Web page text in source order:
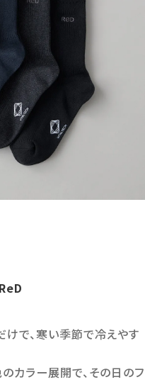
けで、寒い季節で冷えやす
カラー展開で、その日のフ